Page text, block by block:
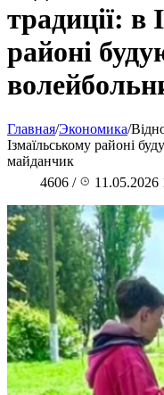
традиції: в
районі
Главная/Экономика/
Ізмаїльському районі
майданчик
4606 / 11.05.2026